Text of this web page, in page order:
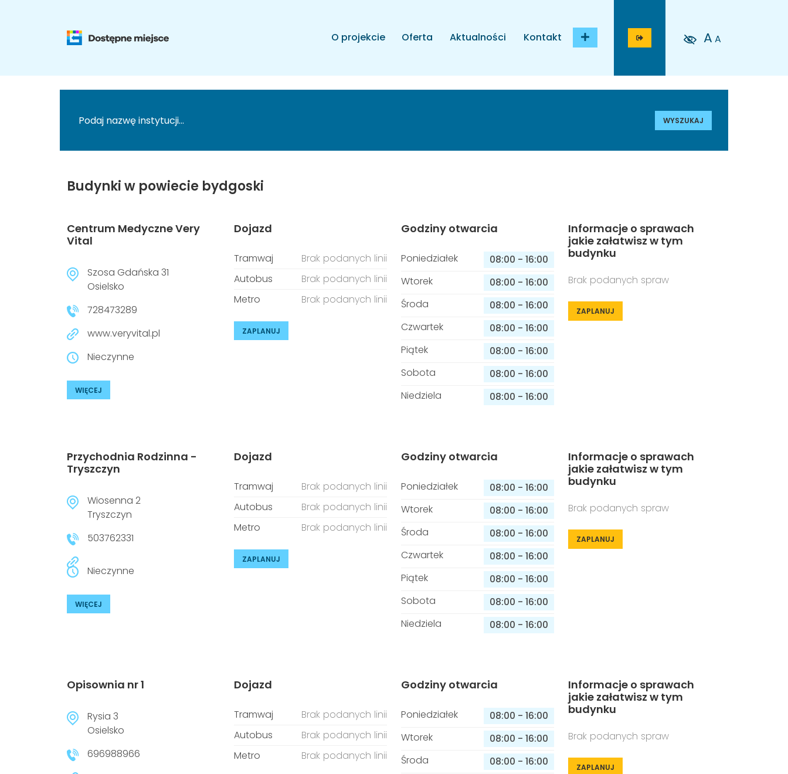
O projekcie Oferta Aktualności Kontakt A A
WYSZUKAJ
Budynki w powiecie bydgoski
Centrum Medyczne Very
Vital
Szosa Gdańska 31
Osielsko
728473289
www.veryvital.pl
Nieczynne
WIĘCEJ
Dojazd
Tramwaj
Brak podanych linii
Autobus
Brak podanych linii
Metro
Brak podanych linii
ZAPLANUJ
Godziny otwarcia
Poniedziałek 08:00 - 16:00
Wtorek
08:00 - 16:00
Środa
08:00 - 16:00
Czwartek
08:00 - 16:00
Piątek
08:00 - 16:00
Sobota
08:00 - 16:00
Niedziela
08:00 - 16:00
Informacje o sprawach
jakie załatwisz w tym
budynku
Brak podanych spraw
ZAPLANUJ
Przychodnia Rodzinna -
Tryszczyn
Wiosenna 2
Tryszczyn
503762331
Nieczynne
WIĘCEJ
Dojazd
Tramwaj
Brak podanych linii
Autobus
Brak podanych linii
Metro
Brak podanych linii
ZAPLANUJ
Godziny otwarcia
Poniedziałek 08:00 - 16:00
Wtorek
08:00 - 16:00
Środa
08:00 - 16:00
Czwartek
08:00 - 16:00
Piątek
08:00 - 16:00
Sobota
08:00 - 16:00
Niedziela
08:00 - 16:00
Informacje o sprawach
jakie załatwisz w tym
budynku
Brak podanych spraw
ZAPLANUJ
Opisownia nr 1
Rysia 3
Osielsko
696988966
Dojazd
Tramwaj
Brak podanych linii
Autobus
Brak podanych linii
Metro
Brak podanych linii
Godziny otwarcia
Poniedziałek 08:00 - 16:00
Wtorek
08:00 - 16:00
Środa
08:00 - 16:00
Informacje o sprawach
jakie załatwisz w tym
budynku
Brak podanych spraw
ZAPLANUJ